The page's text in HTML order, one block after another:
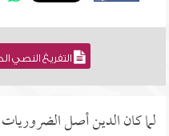
التفريغ النصي
لما كان الدين أصل